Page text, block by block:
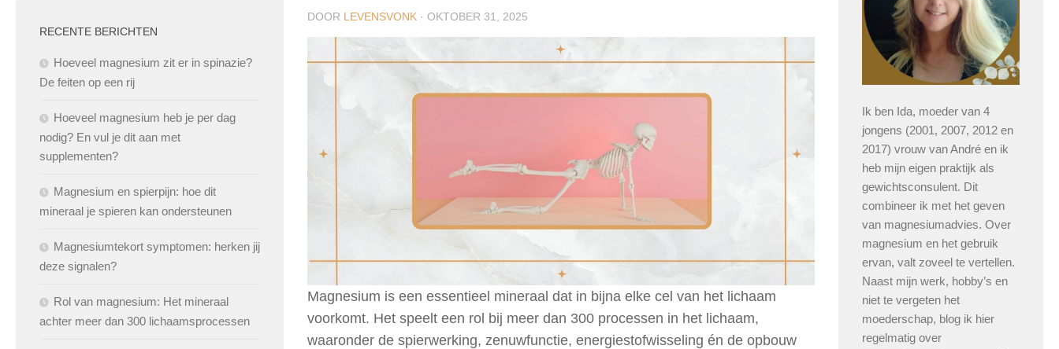
DOOR LEVENSVONK · OKTOBER 31, 2025
Magnesium is een essentieel mineraal dat in bijna elke cel van het lichaam
voorkomt. Het speelt een rol bij meer dan 300 processen in het lichaam,
waaronder de spierwerking, zenuwfunctie, energiestofwisseling én de opbouw
RECENTE BERICHTEN
Hoeveel magnesium zit er in spinazie?
De feiten op een rij
Hoeveel magnesium heb je per dag
nodig? En vul je dit aan met
supplementen?
Magnesium en spierpijn: hoe dit
mineraal je spieren kan ondersteunen
Magnesiumtekort symptomen: herken jij
deze signalen?
Rol van magnesium: Het mineraal
achter meer dan 300 lichaamsprocessen
Ik ben Ida, moeder van 4
jongens (2001, 2007, 2012 en
2017) vrouw van André en ik
heb mijn eigen praktijk als
gewichtsconsulent. Dit
combineer ik met het geven
van magnesiumadvies. Over
magnesium en het gebruik
ervan, valt zoveel te vertellen.
Naast mijn werk, hobby’s en
niet te vergeten het
moederschap, blog ik hier
regelmatig over